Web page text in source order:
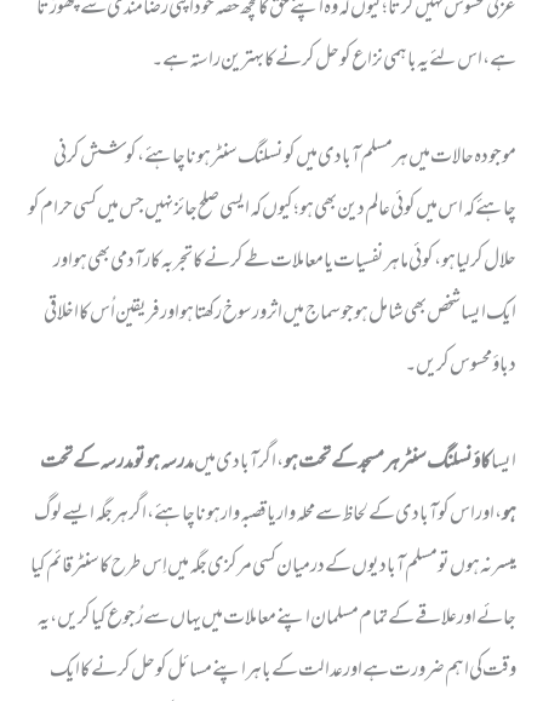
ہے، اس لئے یہ باہمی نزاع کو حل کرنے کا بہترین راستہ ہے ۔
موجودہ حالات میں ہر مسلم آبادی میں کونسلنگ سنٹر ہونا چاہئے، کوشش کرنی
چاہئے کہ اس میں کوئی عالم دین بھی ہو؛ کیوں کہ ایسی صلح جائز نہیں جس میں کسی حرام کو
حلال کرلیا ہو، کوئی ماہر نفسیات یا معاملات طے کرنے کا تجربہ کار آدمی بھی ہو اور
ایک ایسا شخص بھی شامل ہو جو سماج میں اثر و رسوخ رکھتا ہو اور فریقین اُس کا اخلاقی
دباؤ محسوس کریں ۔
ایساکاؤنسلنگ سنٹر ہر مسجد کے تحت ہو، اگر آبادی میںمدرسہ ہو تو مدرسہ کے تحت
ہو، اوراس کو آبادی کے لحاظ سے محلہ وار یا قصبہ وار ہونا چاہئے، اگر ہرجگہ ایسے لوگ
میسر نہ ہوں تو مسلم آبادیوں کے درمیان کسی مرکزی جگہ میں اِس طرح کا سنٹر قائم کیا
جائے اور علاقے کے تمام مسلمان اپنے معاملات میں یہاں سے رُجوع کیا کریں، یہ
وقت کی اہم ضرورت ہے اور عدالت کے باہر اپنے مسائل کو حل کرنے کا ایک